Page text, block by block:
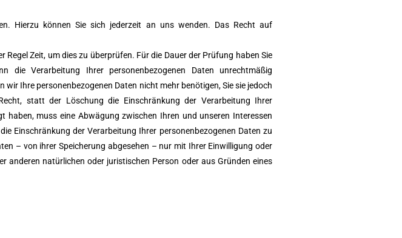
Hierzu können Sie sich jederzeit an uns wenden. Das Recht auf
Zeit, um dies zu überprüfen. Für die Dauer der Prüfung haben Sie
die Verarbeitung Ihrer personenbezogenen Daten unrechtmäßig
Ihre personenbezogenen Daten nicht mehr benötigen, Sie sie jedoch
statt der Löschung die Einschränkung der Verarbeitung Ihrer
haben, muss eine Abwägung zwischen Ihren und unseren Interessen
Einschränkung der Verarbeitung Ihrer personenbezogenen Daten zu
– von ihrer Speicherung abgesehen – nur mit Ihrer Einwilligung oder
anderen natürlichen oder juristischen Person oder aus Gründen eines